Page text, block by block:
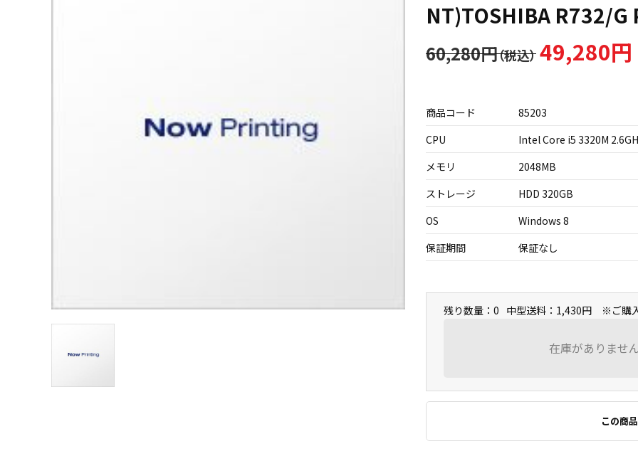
NT)TOSHIBA R732/G
49,280円
60,280円
商品コード
85203
CPU
Intel Core i5 3320M
メモリ
2048MB
ストレージ
HDD 320GB
OS
Windows 8
保証期間
保証なし
残り数量：0 中型送料：1,430円 ※ご購入
在庫がありませ
この商